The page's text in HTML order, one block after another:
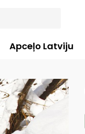
Apceļo Latviju